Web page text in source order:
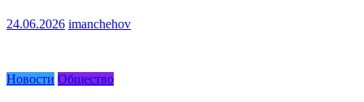
24.06.2026 imanchehov
Новости Общество